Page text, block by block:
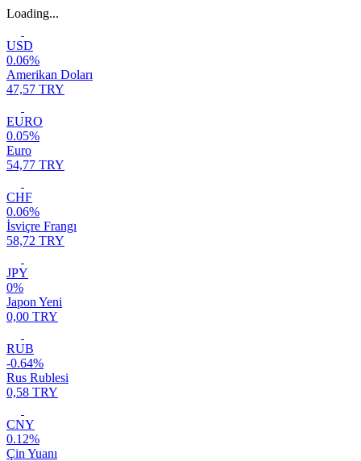
Loading...
USD
0.06%
Amerikan Doları
47,57 TRY
EURO
0.05%
Euro
54,77 TRY
CHF
0.06%
İsviçre Frangı
58,72 TRY
JPY
0%
Japon Yeni
0,00 TRY
RUB
-0.64%
Rus Rublesi
0,58 TRY
CNY
0.12%
Çin Yuanı